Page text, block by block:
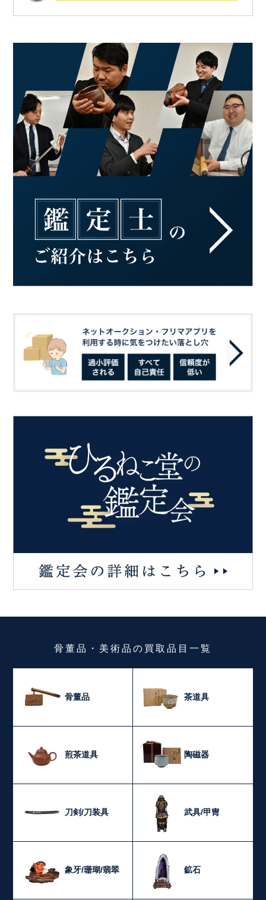
骨董品・美術品の買取品目一覧
骨董品 茶道具
煎茶道具 陶磁器
刀剣/刀装具 武具/甲冑
象牙/珊瑚/翡翠 鉱石